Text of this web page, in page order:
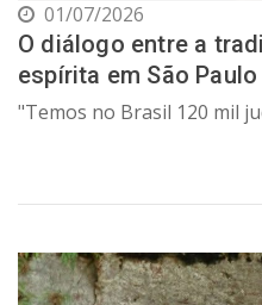
01/07/2026
O diálogo entre a
espírita em São Paulo
"Temos no Brasil 120 mil